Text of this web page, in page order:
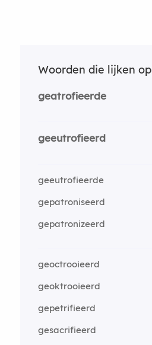
Woorden die lijken op
geatrofieerde
geeutrofieerd
geeutrofieerde
gepatroniseerd
gepatronizeerd
geoctrooieerd
geoktrooieerd
gepetrifieerd
gesacrifieerd